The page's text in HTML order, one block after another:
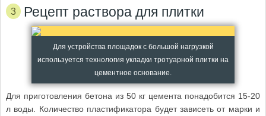
Рецепт раствора для плитки
Для устройства площадок с большой нагрузкой
используется технология укладки тротуарной плитки на
цементное основание.
Для приготовления бетона из 50 кг цемента понадобится 15-20
л воды. Количество пластификатора будет зависеть от марки и